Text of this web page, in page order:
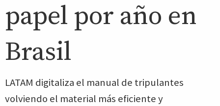
papel por año en
Brasil
LATAM digitaliza el manual de tripulantes
volviendo el material más eficiente y